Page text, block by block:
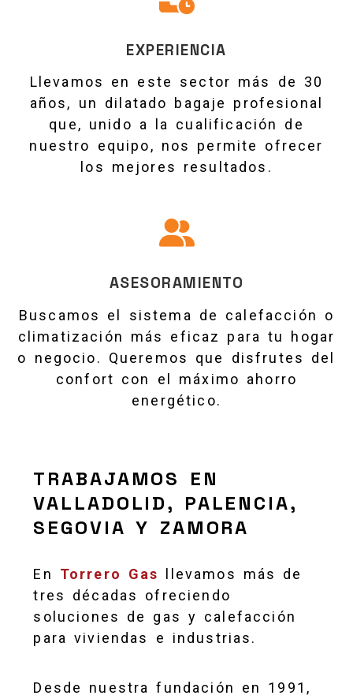
EXPERIENCIA
Llevamos en este sector más de 30
años, un dilatado bagaje profesional
que, unido a la cualificación de
nuestro equipo, nos permite ofrecer
los mejores resultados.
ASESORAMIENTO
Buscamos el sistema de calefacción o
climatización más eficaz para tu hogar
o negocio. Queremos que disfrutes del
confort con el máximo ahorro
energético.
TRABAJAMOS EN
VALLADOLID, PALENCIA,
SEGOVIA Y ZAMORA
En Torrero Gas
llevamos más de
tres décadas ofreciendo
soluciones de gas y calefacción
para viviendas e industrias.
Desde nuestra fundación en 1991,